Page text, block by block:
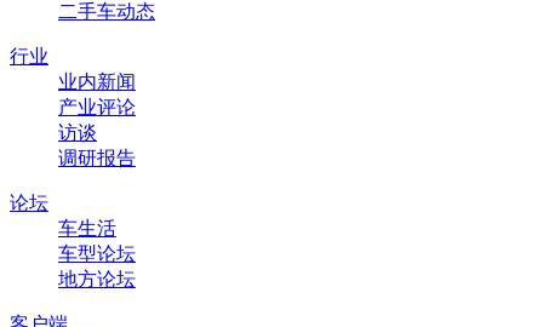
二手车动态
行业
业内新闻
产业评论
访谈
调研报告
论坛
车生活
车型论坛
地方论坛